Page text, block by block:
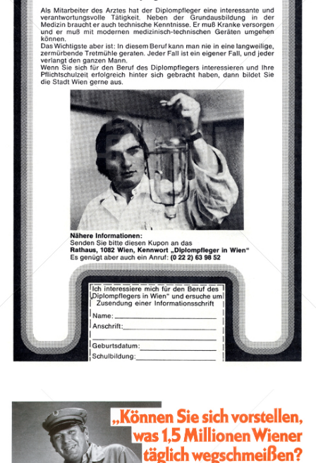
Stadt Wien STADT WIEN PID 1975
Bild-ID: 32146